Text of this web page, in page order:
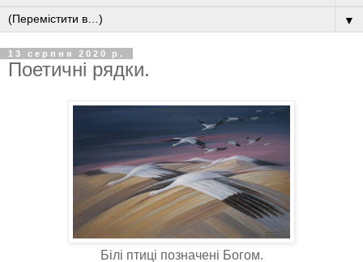
▼
13 серпня 2020 р.
Поетичні рядки.
Білі птиці позначені Богом.